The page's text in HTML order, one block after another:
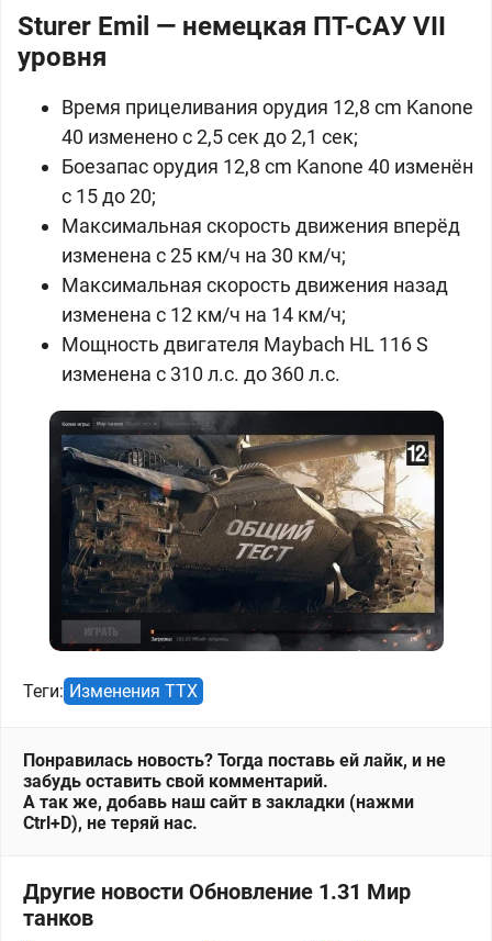
Sturer Emil — немецкая ПТ-САУ VII
уровня
Время прицеливания орудия 12,8 cm Kanone
40 изменено с 2,5 сек до 2,1 сек;
Боезапас орудия 12,8 cm Kanone 40 изменён
с 15 до 20;
Максимальная скорость движения вперёд
изменена с 25 км/ч на 30 км/ч;
Максимальная скорость движения назад
изменена с 12 км/ч на 14 км/ч;
Мощность двигателя Maybach HL 116 S
изменена с 310 л.с. до 360 л.с.
Теги: Изменения ТТХ
Понравилась новость? Тогда поставь ей лайк, и не
забудь оставить свой комментарий.
А так же, добавь наш сайт в закладки (нажми
Ctrl+D), не теряй нас.
Другие новости Обновление 1.31 Мир
танков